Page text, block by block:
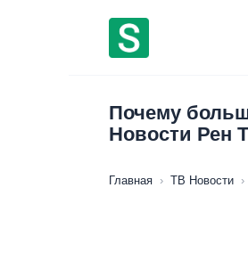
Почему
Новости Рен
Главная › ТВ Новости ›